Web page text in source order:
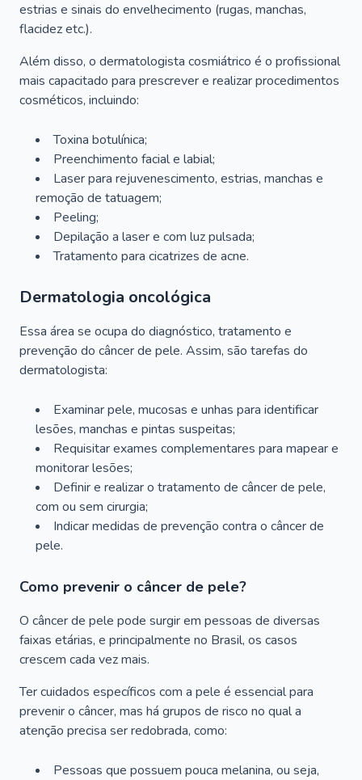
estrias e sinais do envelhecimento (rugas, manchas,
flacidez etc.).
Além disso, o dermatologista cosmiátrico é o profissional
mais capacitado para prescrever e realizar procedimentos
cosméticos, incluindo:
Toxina botulínica;
Preenchimento facial e labial;
Laser para rejuvenescimento, estrias, manchas e
remoção de tatuagem;
Peeling;
Depilação a laser e com luz pulsada;
Tratamento para cicatrizes de acne.
Dermatologia oncológica
Essa área se ocupa do diagnóstico, tratamento e
prevenção do câncer de pele. Assim, são tarefas do
dermatologista:
Examinar pele, mucosas e unhas para identificar
lesões, manchas e pintas suspeitas;
Requisitar exames complementares para mapear e
monitorar lesões;
Definir e realizar o tratamento de câncer de pele,
com ou sem cirurgia;
Indicar medidas de prevenção contra o câncer de
pele.
Como prevenir o câncer de pele?
O câncer de pele pode surgir em pessoas de diversas
faixas etárias, e principalmente no Brasil, os casos
crescem cada vez mais.
Ter cuidados específicos com a pele é essencial para
prevenir o câncer, mas há grupos de risco no qual a
atenção precisa ser redobrada, como:
Pessoas que possuem pouca melanina, ou seja,